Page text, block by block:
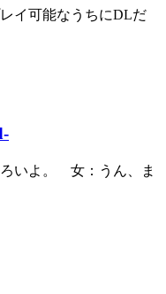
イ可能なうちにDLだ
ろいよ。 女：うん、ま